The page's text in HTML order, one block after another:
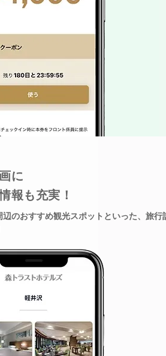
に
報も充実！
のおすすめ観光スポットといった、旅行